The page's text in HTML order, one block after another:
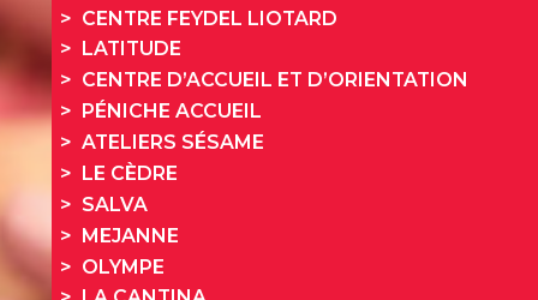
CENTRE FEYDEL LIOTARD
LATITUDE
CENTRE D’ACCUEIL ET D’ORIENTATION
PÉNICHE ACCUEIL
ATELIERS SÉSAME
LE CÈDRE
SALVA
MEJANNE
OLYMPE